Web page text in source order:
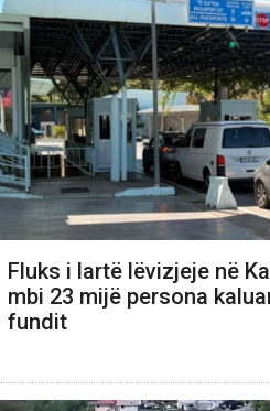
Fluks i lartë lëvizjeje në
mbi 23 mijë persona
fundit